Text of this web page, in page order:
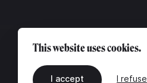
This website uses cookies.
I accept I refuse